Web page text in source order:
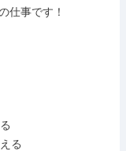
仕事です！
る